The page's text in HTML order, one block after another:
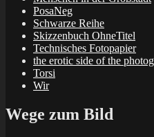
PosaNeg
Schwarze Reihe
Skizzenbuch OhneTitel
Technisches Fotopapier
the erotic side of the
Torsi
Wir
Wege zum Bild